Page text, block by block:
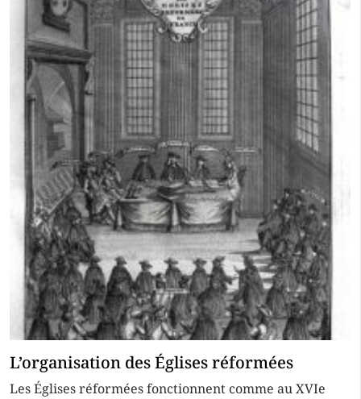
L’organisation des Églises réformées
Les Églises réformées fonctionnent comme au XVIe